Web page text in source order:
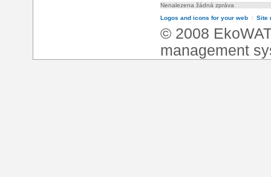
Nenalezena žádná zpráva
Logos and icons for your web l Site
© 2008
management